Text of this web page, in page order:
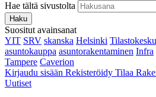
Hae tältä sivustolta
Haku
Suositut avainsanat
YIT SRV skanska Helsinki
asuntokauppa asuntorakentaminen Infra
Tampere Caverion
Kirjaudu sisään Rekisteröidy Tilaa
Uutiset